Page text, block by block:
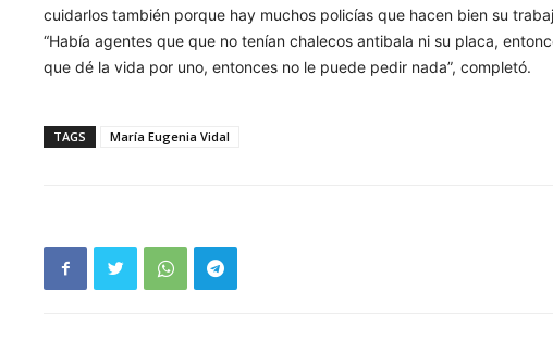
cuidarlos también porque hay muchos policías que hacen bien su
“Había agentes que que no tenían chalecos antibala ni su placa,
que dé la vida por uno, entonces no le puede pedir nada”, completó.
TAGS María Eugenia Vidal